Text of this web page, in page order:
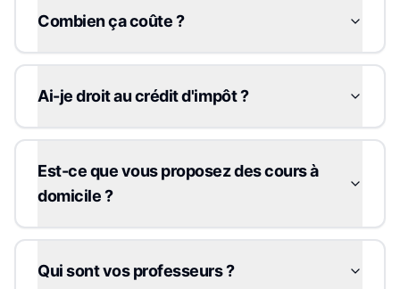
Combien ça coûte ?
Ai-je droit au crédit d'impôt ?
Est-ce que vous proposez des cours à
domicile ?
Qui sont vos professeurs ?